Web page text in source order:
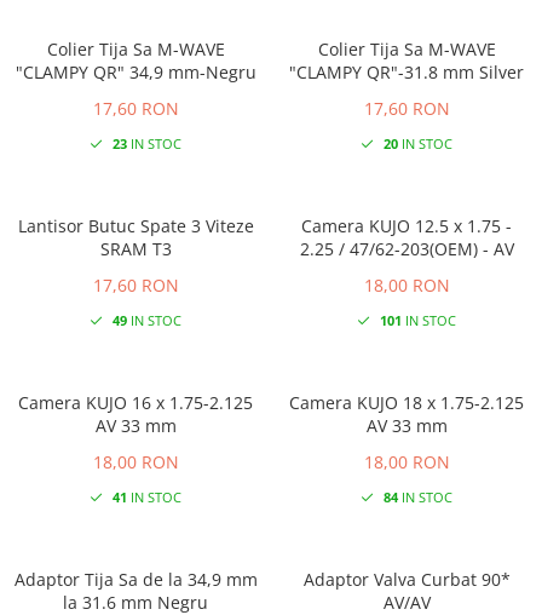
Colier Tija Sa M-WAVE
"CLAMPY QR" 34,9 mm-Negru
17,60 RON
23IN STOC
Colier Tija Sa M-WAVE
"CLAMPY QR"-31.8 mm Silver
17,60 RON
20IN STOC
Lantisor Butuc Spate 3 Viteze
SRAM T3
17,60 RON
49IN STOC
Camera KUJO 12.5 x 1.75 -
2.25 / 47/62-203(OEM) - AV
18,00 RON
101 IN STOC
Camera KUJO 16 x 1.75-2.125
AV 33 mm
18,00 RON
41 IN STOC
Camera KUJO 18 x 1.75-2.125
AV 33 mm
18,00 RON
84IN STOC
Adaptor Tija Sa de la 34,9 mm
la 31.6 mm Negru
Adaptor Valva Curbat 90*
AV/AV